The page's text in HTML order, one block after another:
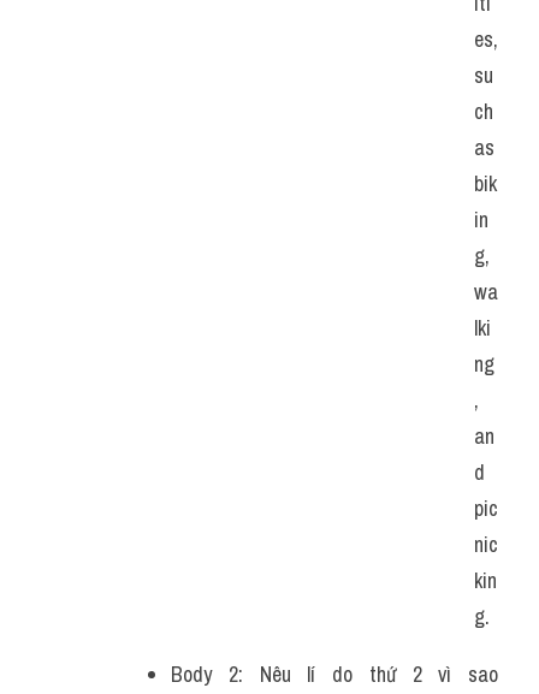
es,
su
ch
as
bik
in
g,
wa
lki
ng
,
an
d
pic
nic
kin
g.
Body 2: Nêu lí do thứ 2 vì sao